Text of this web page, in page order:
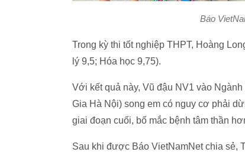
Báo
Trong kỳ thi tốt nghiệp THPT, Hoàng
lý 9,5; Hóa học 9,75).
Với kết quả này, Vũ đậu NV1 vào
Gia Hà Nội) song em có nguy cơ phải
giai đoạn cuối, bố mắc bệnh tâm thần
Sau khi được Báo VietNamNet chia sẻ,